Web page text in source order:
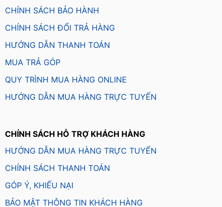
CHÍNH SÁCH BẢO HÀNH
CHÍNH SÁCH ĐỔI TRẢ HÀNG
HƯỚNG DẪN THANH TOÁN
MUA TRẢ GÓP
QUY TRÌNH MUA HÀNG ONLINE
HƯỚNG DẪN MUA HÀNG TRỰC TUYẾN
CHÍNH SÁCH HỖ TRỢ KHÁCH HÀNG
HƯỚNG DẪN MUA HÀNG TRỰC TUYẾN
CHÍNH SÁCH THANH TOÁN
GÓP Ý, KHIẾU NẠI
BẢO MẬT THÔNG TIN KHÁCH HÀNG